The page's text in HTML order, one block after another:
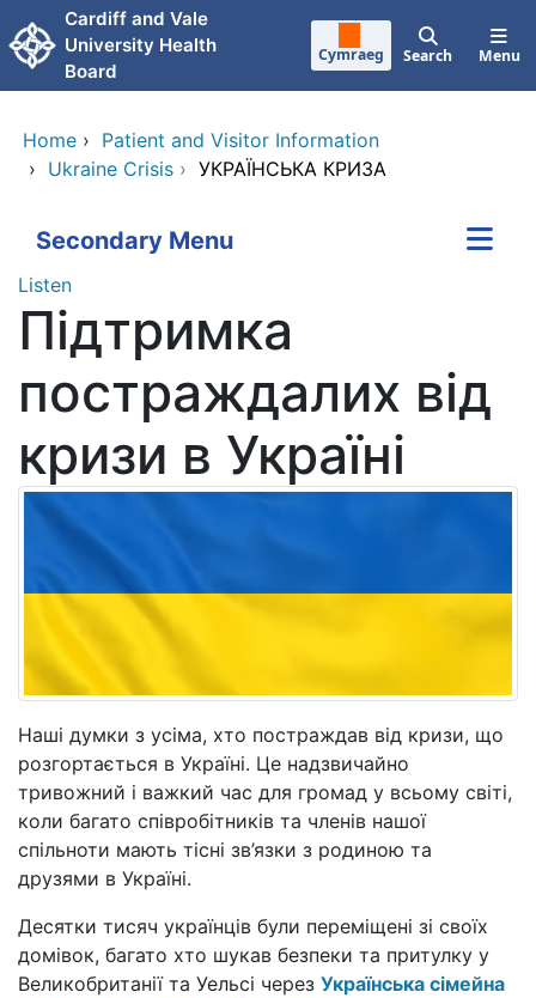
Skip to main content
Cardiff and Vale
University Health
Board
Cymraeg Search Menu
Home › Patient and Visitor Information
› Ukraine Crisis › УКРАЇНСЬКА КРИЗА
Secondary Menu
Listen
Підтримка
постраждалих від
кризи в Україні
Наші думки з усіма, хто постраждав від кризи, що
розгортається в Україні. Це надзвичайно
тривожний і важкий час для громад у всьому світі,
коли багато співробітників та членів нашої
спільноти мають тісні зв’язки з родиною та
друзями в Україні.
Десятки тисяч українців були переміщені зі своїх
домівок, багато хто шукав безпеки та притулку у
Великобританії та Уельсі через Українська сімейна